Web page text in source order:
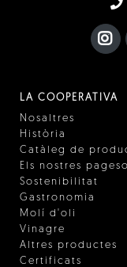
LA COOPERATIVA
Nosaltres
Història
Catàleg de
Els nostres
Sostenibilitat
Gastronomia
Molí d'oli
Vinagre
Altres productes
Certificats